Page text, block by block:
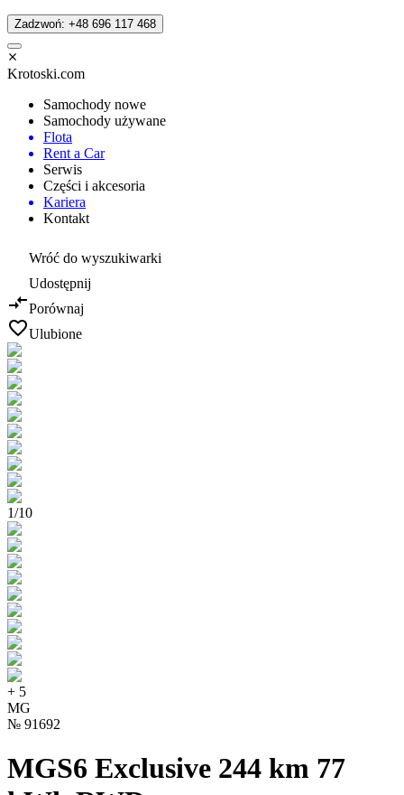
Zadzwoń: +48 696 117 468
Krotoski.com
Samochody nowe
Samochody używane
Flota
Rent a Car
Serwis
Części i akcesoria
Kariera
Kontakt
Wróć do wyszukiwarki
Udostępnij
Porównaj
Ulubione
1/10
+ 5
MG
№ 91692
MGS6 Exclusive 244 km 77